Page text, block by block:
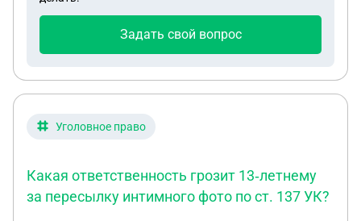
Задать свой вопрос
Уголовное право
Какая ответственность грозит 13‑летнему
за пересылку интимного фото по ст. 137 УК?